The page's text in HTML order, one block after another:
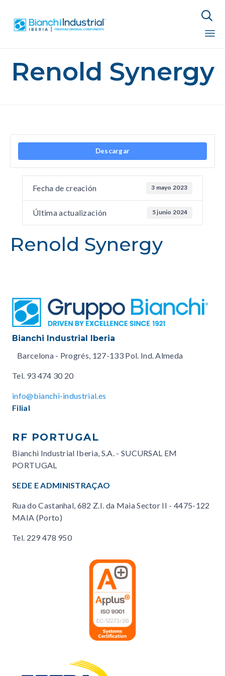

to
Renold Synergy
Descargar
Fecha de creación 3 mayo 2023
Última actualización 5 junio 2024
Renold Synergy
Bianchi Industrial Iberia
Barcelona - Progrés, 127-133 Pol. Ind. Almeda
Tel. 93 474 30 20
info@bianchi-industrial.es
Filial
RF PORTUGAL
Bianchi Industrial Iberia, S.A. - SUCURSAL EM
PORTUGAL
SEDE E ADMINISTRAÇAO
Rua do Castanhal, 682 Z.I. da Maia Sector II - 4475-122
MAIA (Porto)
Tel. 229 478 950